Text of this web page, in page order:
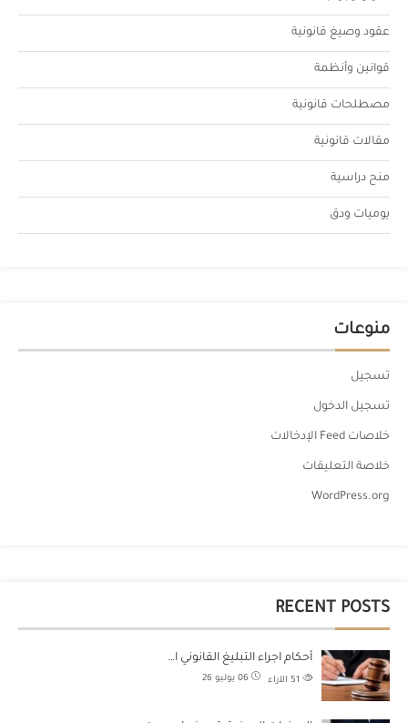
عقود وصيغ قانونية
قوانين وأنظمة
مصطلحات قانونية
مقالات قانونية
منح دراسية
يوميات ودق
منوعات
تسجيل
تسجيل الدخول
خلاصات Feed الإدخالات
خلاصة التعليقات
WordPress.org
RECENT POSTS
أحكام اجراء التبليغ القانوني ا…
06 يوليو 26 الآراء